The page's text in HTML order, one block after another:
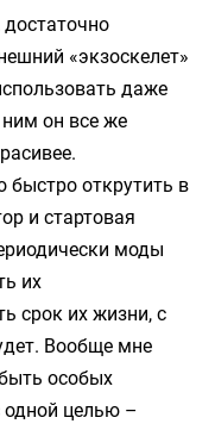
«экзоскелет»
даже
ним он все же
открутить в
и стартовая
моды
их
срок их жизни, с
Вообще мне
особых
одной целью –